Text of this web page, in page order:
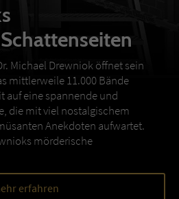
Michael Drewniok öffnet sein
mittlerweile 11.000 Bände
auf eine spannende und
die mit viel nostalgischem
Anekdoten aufwartet.
mörderische
erfahren